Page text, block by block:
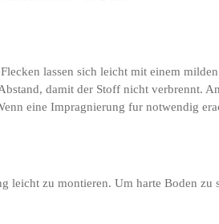
lassen sich leicht mit einem
damit der Stoff nicht verbrennt.
eine Impragnierung fur notwendig
zu montieren. Um harte Boden